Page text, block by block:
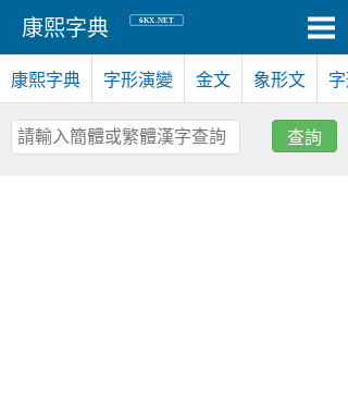
康熙字典 6KX.NET
康熙字典 字形演變 金文 象形文 字
查詢